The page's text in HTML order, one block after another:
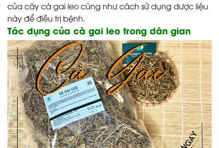
của cây cà gai leo cũng như cách sử dụng dược liệu
này để điều trị bệnh.
Tác dụng của cà gai leo trong dân gian